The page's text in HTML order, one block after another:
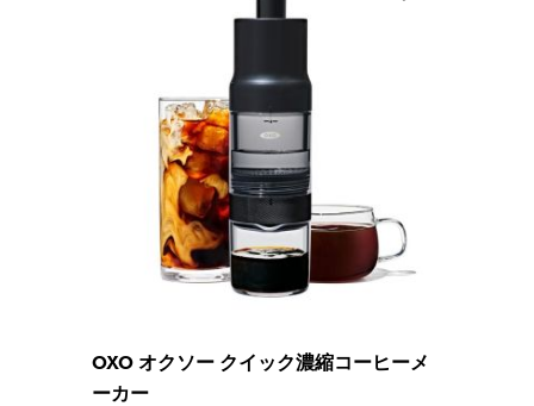
OXO オクソー クイック濃縮コーヒーメ
ーカー